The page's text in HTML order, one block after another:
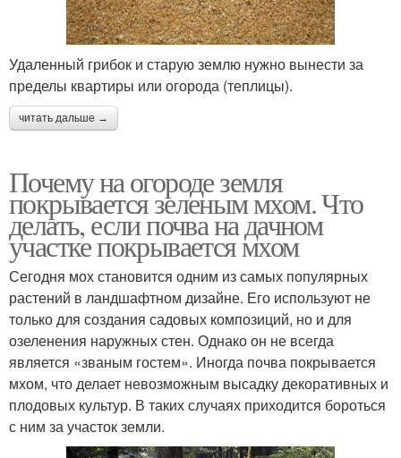
Удаленный грибок и старую землю нужно вынести за
пределы квартиры или огорода (теплицы).
читать дальше →
Почему на огороде земля
покрывается зеленым мхом. Что
делать, если почва на дачном
участке покрывается мхом
Сегодня мох становится одним из самых популярных
растений в ландшафтном дизайне. Его используют не
только для создания садовых композиций, но и для
озеленения наружных стен. Однако он не всегда
является «званым гостем». Иногда почва покрывается
мхом, что делает невозможным высадку декоративных и
плодовых культур. В таких случаях приходится бороться
с ним за участок земли.